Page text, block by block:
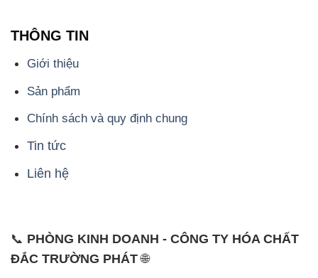
THÔNG TIN
Giới thiệu
Sản phẩm
Chính sách và quy định chung
Tin tức
Liên hệ
📞 PHÒNG KINH DOANH - CÔNG TY HÓA CHẤT
ĐẮC TRƯỜNG PHÁT🌐